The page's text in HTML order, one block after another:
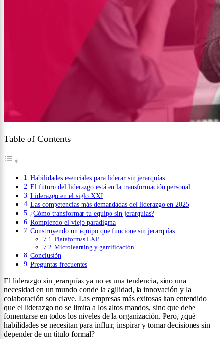
Table of Contents
Habilidades esenciales para liderar sin jerarquías
El futuro del liderazgo está en la transformación personal
Liderazgo en el siglo XXI
Las competencias más demandadas del liderazgo en 2025
¿Cómo transformar tu equipo sin jerarquías?
Rompiendo el viejo paradigma
Construyendo un equipo que funcione sin jerarquías
Plataformas LXP
Microlearning y gamificación
Conclusión
Preguntas frecuentes
El liderazgo sin jerarquías ya no es una tendencia, sino una
necesidad en un mundo donde la agilidad, la innovación y la
colaboración son clave. Las empresas más exitosas han entendido
que el liderazgo no se limita a los altos mandos, sino que debe
fomentarse en todos los niveles de la organización. Pero, ¿qué
habilidades se necesitan para influir, inspirar y tomar decisiones sin
depender de un título formal?